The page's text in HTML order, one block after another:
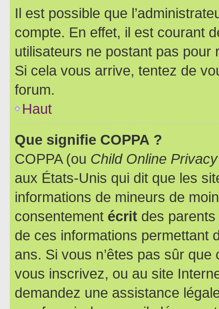
Il est possible que
compte. En effet, il est courant
utilisateurs ne postant pas pour
Si cela vous arrive, tentez de
forum.
Haut
Que signifie COPPA ?
COPPA (ou Child Online
aux États-Unis qui dit que les
informations de mineurs de
consentement écrit des parents
de ces informations permettant
ans. Si vous n’êtes pas sûr
vous inscrivez, ou au site
demandez une assistance